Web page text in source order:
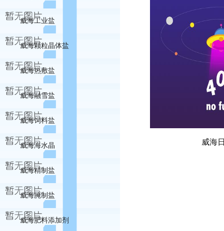
威海工业盐
威海颗粒晶体盐
威海热敷盐
威海融雪盐
威海饲料盐
威海海水晶
威海精制盐
威海腌制盐
威海肥料添加剂
威海